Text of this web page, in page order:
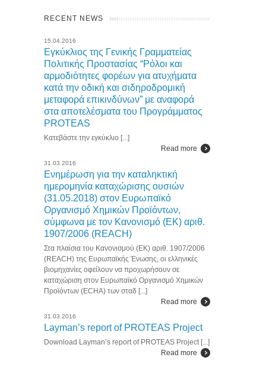
RECENT NEWS
15.04.2016
Εγκύκλιος της Γενικής Γραμματείας
Πολιτικής Προστασίας “Ρόλοι και
αρμοδιότητες φορέων για ατυχήματα
κατά την οδική και σιδηροδρομική
μεταφορά επικινδύνων” με αναφορά
στα αποτελέσματα του Προγράμματος
PROTEAS
Κατεβάστε την εγκύκλιο [...]
Read more
31.03.2016
Ενημέρωση για την καταληκτική
ημερομηνία καταχώρισης ουσιών
(31.05.2018) στον Ευρωπαϊκό
Οργανισμό Χημικών Προϊόντων,
σύμφωνα με τον Κανονισμό (ΕΚ) αριθ.
1907/2006 (REACH)
Στα πλαίσια του Κανονισμού (ΕΚ) αριθ. 1907/2006
(REACH) της Ευρωπαϊκής Ένωσης, οι ελληνικές
βιομηχανίες οφείλουν να προχωρήσουν σε
καταχώριση στον Ευρωπαϊκό Οργανισμό Χημικών
Προϊόντων (ECHA) των σταδ [...]
Read more
31.03.2016
Layman’s report of PROTEAS Project
Download Layman’s report of PROTEAS Project [...]
Read more